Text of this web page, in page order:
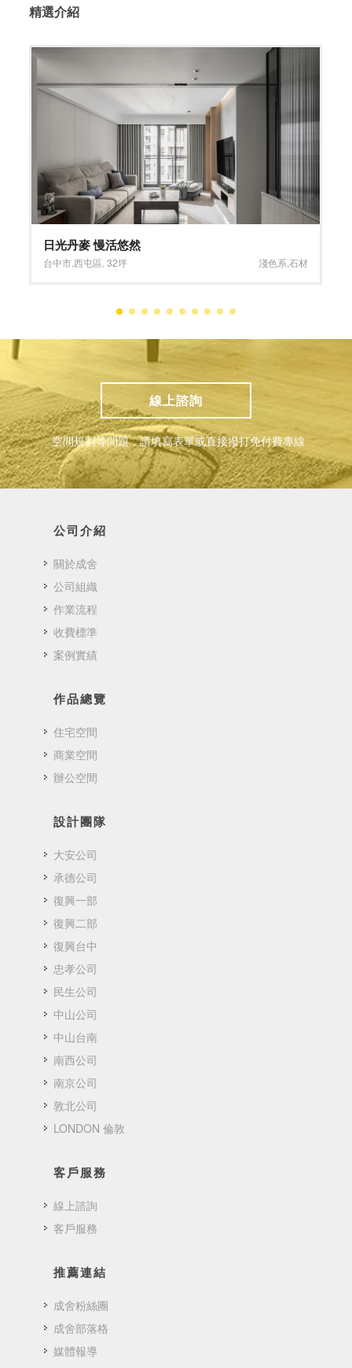
精選介紹
優雅輕奢 品味生活
台中市,大里區 ,20坪 小坪數,深淺混搭系
線上諮詢
空間規劃等問題，請填寫表單或直接撥打免付費專線
公司介紹
關於成舍
公司組織
作業流程
收費標準
案例實績
作品總覽
住宅空間
商業空間
辦公空間
設計團隊
大安公司
承德公司
復興一部
復興二部
復興台中
忠孝公司
民生公司
中山公司
中山台南
南西公司
南京公司
敦北公司
LONDON 倫敦
客戶服務
線上諮詢
客戶服務
推薦連結
成舍粉絲團
成舍部落格
媒體報導